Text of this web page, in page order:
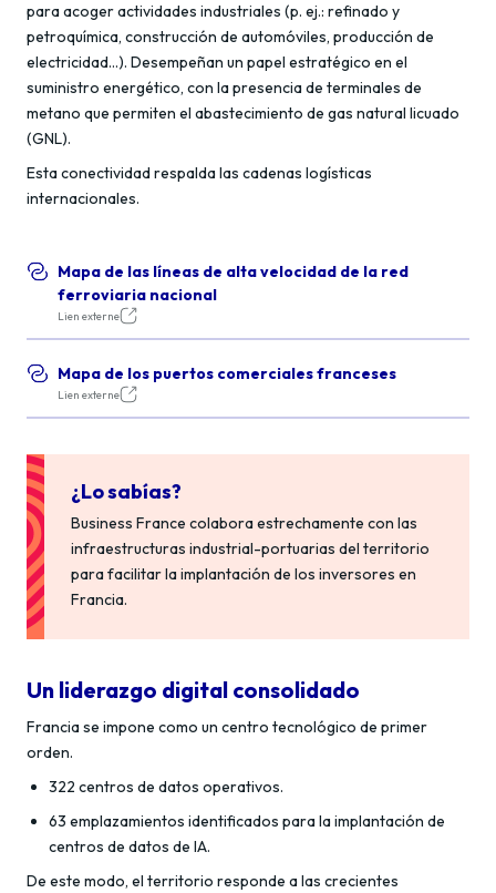
para acoger actividades industriales (p. ej.: refinado y
petroquímica, construcción de automóviles, producción de
electricidad…). Desempeñan un papel estratégico en el
suministro energético, con la presencia de terminales de
metano que permiten el abastecimiento de gas natural licuado
(GNL).
Esta conectividad respalda las cadenas logísticas
internacionales.
Mapa de las líneas de alta velocidad de la red
ferroviaria nacional
Lien externe
Mapa de los puertos comerciales franceses
Lien externe
¿Lo sabías?
Business France colabora estrechamente con las
infraestructuras industrial-portuarias del territorio
para facilitar la implantación de los inversores en
Francia.
Un liderazgo digital consolidado
Francia se impone como un centro tecnológico de primer
orden.
322 centros de datos operativos.
63 emplazamientos identificados para la implantación de
centros de datos de IA.
De este modo, el territorio responde a las crecientes